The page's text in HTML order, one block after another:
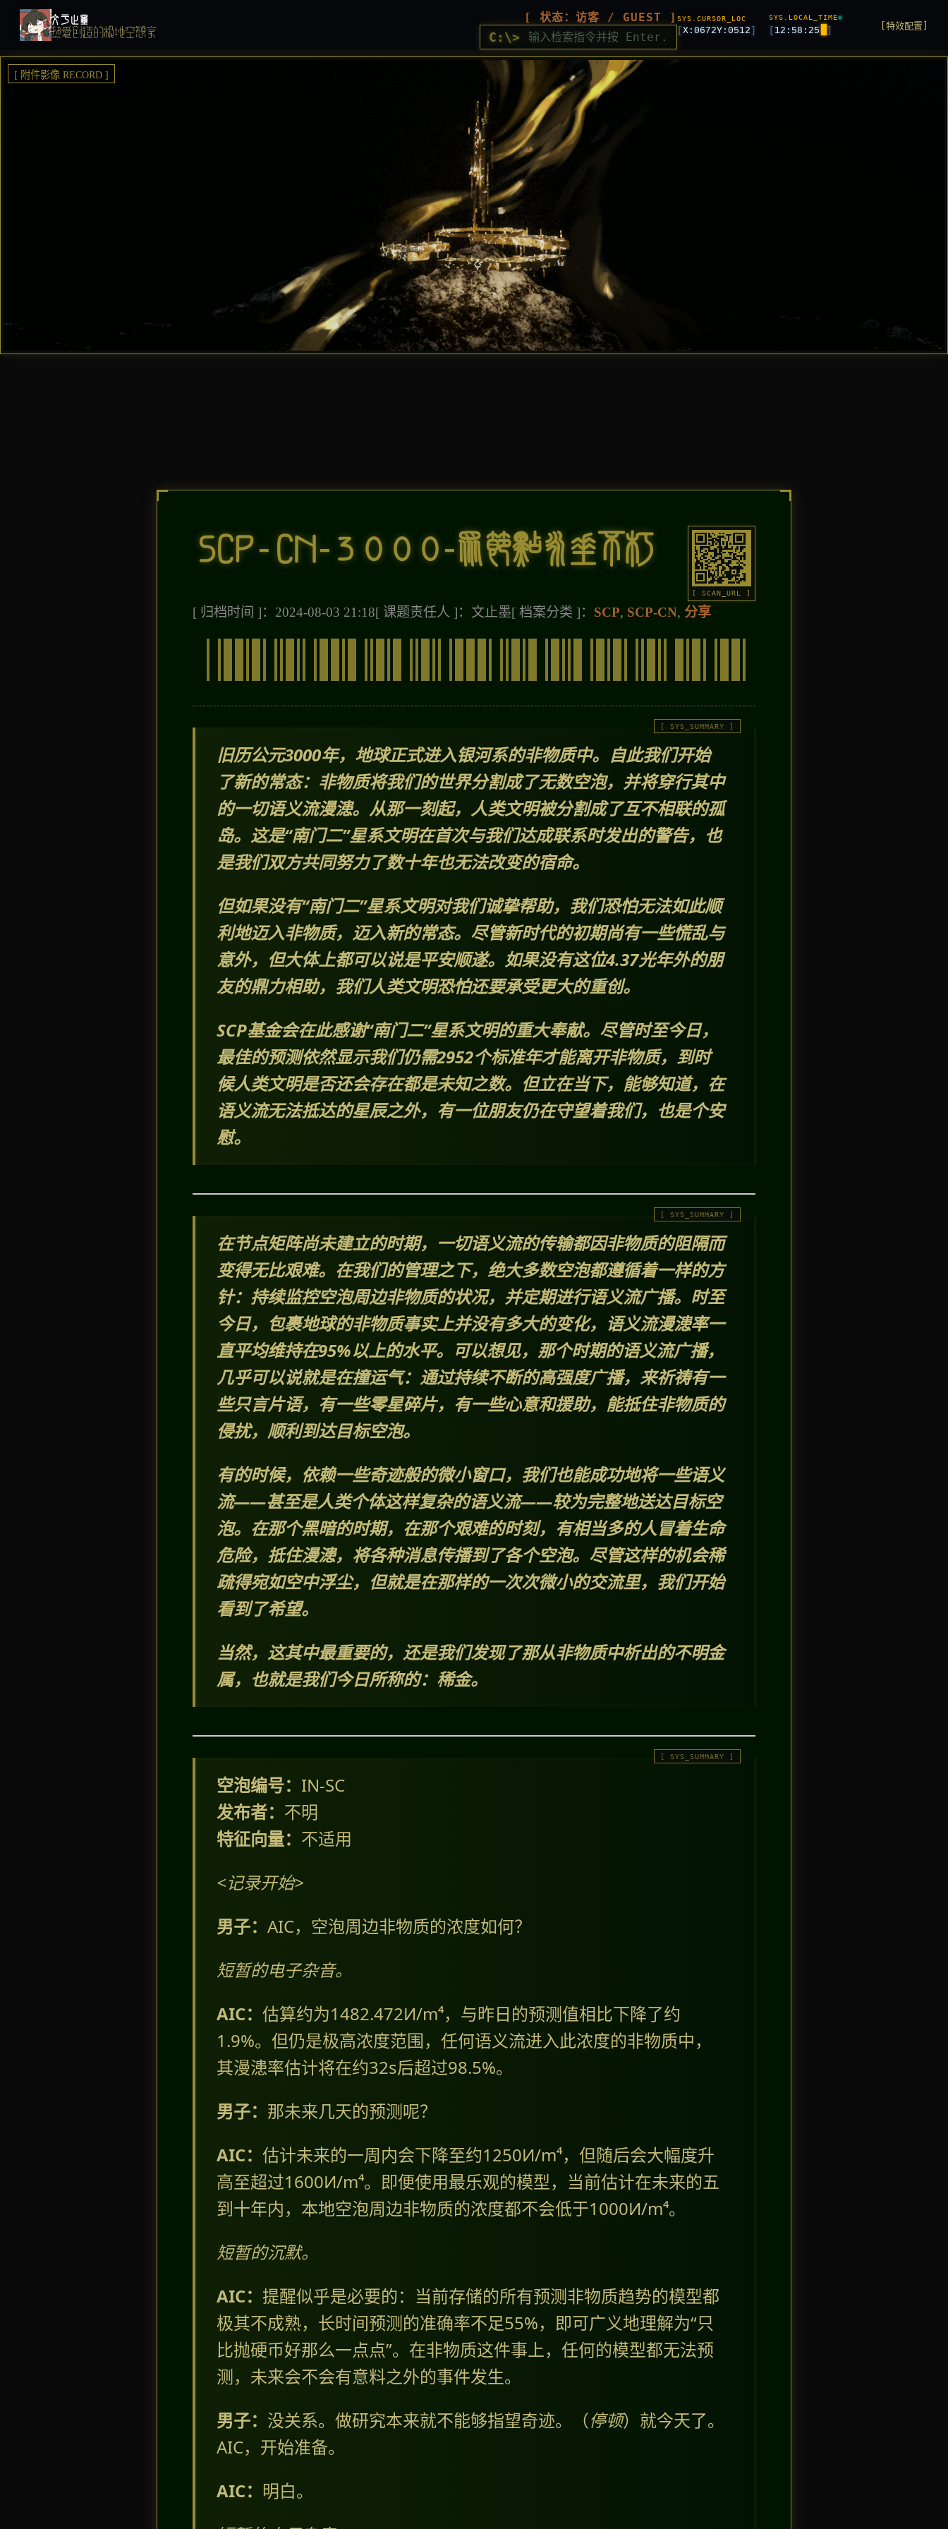
文于止墨
热爱创造的极地空想家
[ 状态：访客 / GUEST ]
C:\>
SYS.CURSOR_LOC
[X: 0672Y: 0512]
SYS.LOCAL_TIME
[ 12:58:27 ] [特效配置]
[ 附件影像 RECORD ]
SCP-CN-3000-众节点永垂不朽
[ SCAN_URL ]
[ 归档时间 ]：2024-08-03 21:18[ 课题责任人 ]：文止墨[ 档案分类 ]： SCP, SCP-CN, 分享
旧历公元3000年，地球正式进入银河系的非物质中。自此我们开始
了新的常态：非物质将我们的世界分割成了无数空泡，并将穿行其中
的一切语义流漫漶。从那一刻起，人类文明被分割成了互不相联的孤
岛。这是“南门二”星系文明在首次与我们达成联系时发出的警告，也
是我们双方共同努力了数十年也无法改变的宿命。
但如果没有“南门二”星系文明对我们诚挚帮助，我们恐怕无法如此顺
利地迈入非物质，迈入新的常态。尽管新时代的初期尚有一些慌乱与
意外，但大体上都可以说是平安顺遂。如果没有这位4.37光年外的朋
友的鼎力相助，我们人类文明恐怕还要承受更大的重创。
SCP基金会在此感谢“南门二”星系文明的重大奉献。尽管时至今日，
最佳的预测依然显示我们仍需2952个标准年才能离开非物质，到时
候人类文明是否还会存在都是未知之数。但立在当下，能够知道，在
语义流无法抵达的星辰之外，有一位朋友仍在守望着我们，也是个安
慰。
在节点矩阵尚未建立的时期，一切语义流的传输都因非物质的阻隔而
变得无比艰难。在我们的管理之下，绝大多数空泡都遵循着一样的方
针：持续监控空泡周边非物质的状况，并定期进行语义流广播。时至
今日，包裹地球的非物质事实上并没有多大的变化，语义流漫漶率一
直平均维持在95%以上的水平。可以想见，那个时期的语义流广播，
几乎可以说就是在撞运气：通过持续不断的高强度广播，来祈祷有一
些只言片语，有一些零星碎片，有一些心意和援助，能抵住非物质的
侵扰，顺利到达目标空泡。
有的时候，依赖一些奇迹般的微小窗口，我们也能成功地将一些语义
流——甚至是人类个体这样复杂的语义流——较为完整地送达目标空
泡。在那个黑暗的时期，在那个艰难的时刻，有相当多的人冒着生命
危险，抵住漫漶，将各种消息传播到了各个空泡。尽管这样的机会稀
疏得宛如空中浮尘，但就是在那样的一次次微小的交流里，我们开始
看到了希望。
当然，这其中最重要的，还是我们发现了那从非物质中析出的不明金
属，也就是我们今日所称的：稀金。
空泡编号： IN-SC
发布者： 不明
特征向量： 不适用
<记录开始>
男子： AIC，空泡周边非物质的浓度如何？
短暂的电子杂音。
AIC： 估算约为1482.472И/m⁴，与昨日的预测值相比下降了约
1.9%。但仍是极高浓度范围，任何语义流进入此浓度的非物质中，
其漫漶率估计将在约32s后超过98.5%。
男子： 那未来几天的预测呢？
AIC： 估计未来的一周内会下降至约1250И/m⁴，但随后会大幅度升
高至超过1600И/m⁴。即便使用最乐观的模型，当前估计在未来的五
到十年内，本地空泡周边非物质的浓度都不会低于1000И/m⁴。
短暂的沉默。
AIC： 提醒似乎是必要的：当前存储的所有预测非物质趋势的模型都
极其不成熟，长时间预测的准确率不足55%，即可广义地理解为“只
比抛硬币好那么一点点”。在非物质这件事上，任何的模型都无法预
测，未来会不会有意料之外的事件发生。
男子： 没关系。做研究本来就不能够指望奇迹。（停顿）就今天了。
AIC，开始准备。
AIC： 明白。